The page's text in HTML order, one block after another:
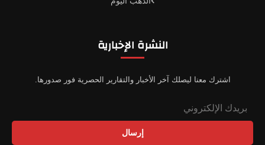
النشرة الإخبارية
اشترك معنا ليصلك آخر الأخبار والتقارير الحصرية فور صدورها.
إرسال